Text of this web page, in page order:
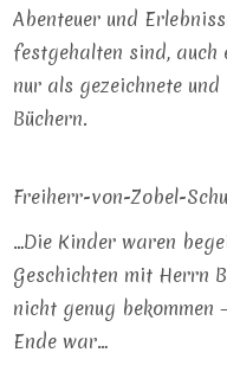
Abenteuer und
festgehalten sind, auch
nur als gezeichnete
Büchern.
Freiherr-von-Zobel-
…Die Kinder waren
Geschichten mit Herrn
nicht genug bekommen
Ende war…